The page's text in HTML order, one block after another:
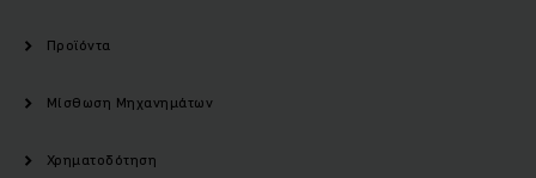
Προϊόντα
Μίσθωση Μηχανημάτων
Χρηματοδότηση